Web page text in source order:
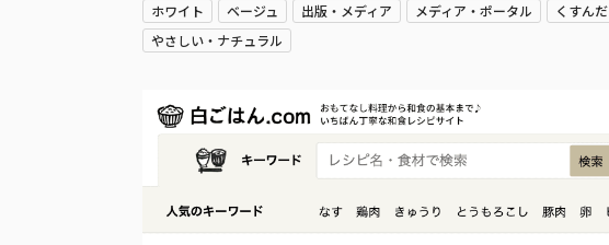
ホワイト ベージュ 出版・メディア メディア・ポータル くすんだ
やさしい・ナチュラル